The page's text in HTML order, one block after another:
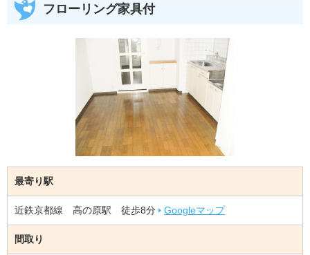
フローリング家具付
最寄り駅
近鉄京都線 高の原駅 徒歩8分 Googleマップ
間取り